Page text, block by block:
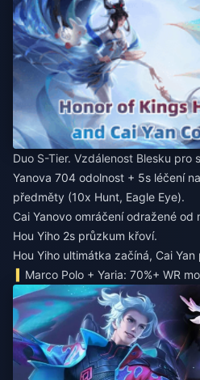
Duo S-Tier. Vzdálenost Blesku pro
Yanova 704 odolnost + 5s léčení
předměty (10x Hunt, Eagle Eye).
Cai Yanovo omráčení odražené od
Hou Yiho 2s průzkum křoví.
Hou Yiho ultimátka začíná, Cai
Marco Polo + Yaria: 70%+ WR